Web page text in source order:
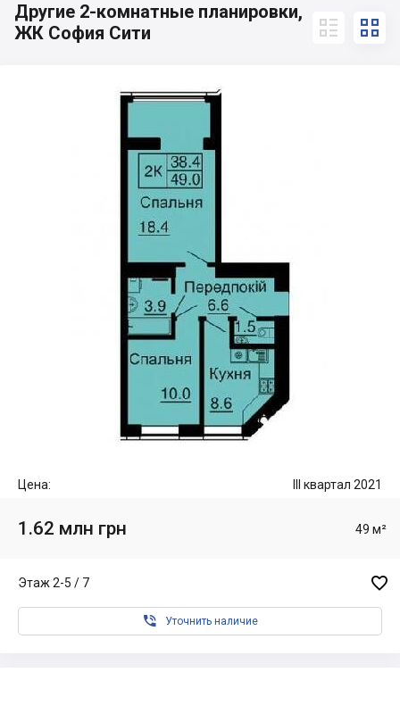
Другие 2-комнатные планировки,
ЖК София Сити
 
Цена: III квартал 2021
1.62 млн грн 49 м²
Этаж 2-5 / 7 
 Уточнить наличие